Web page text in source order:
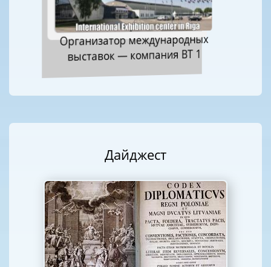
Организатор международных
выставок — компания ВТ 1
Дайджест